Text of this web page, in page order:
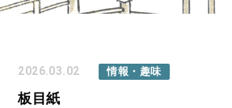
2026.03.02 情報・趣味
板目紙